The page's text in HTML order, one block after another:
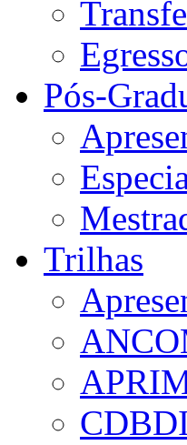
Pós-
Trilhas